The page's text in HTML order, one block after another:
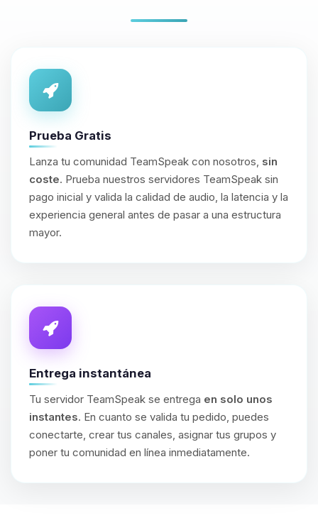
Prueba Gratis
Lanza tu comunidad TeamSpeak con nosotros, sin
coste. Prueba nuestros servidores TeamSpeak sin
pago inicial y valida la calidad de audio, la latencia y la
experiencia general antes de pasar a una estructura
mayor.
Entrega instantánea
Tu servidor TeamSpeak se entrega en solo unos
instantes. En cuanto se valida tu pedido, puedes
conectarte, crear tus canales, asignar tus grupos y
poner tu comunidad en línea inmediatamente.